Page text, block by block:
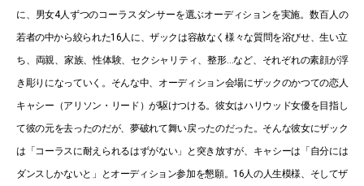
に、男女4人ずつのコーラスダンサーを選ぶオーディションを実施。数百人の
若者の中から絞られた16人に、ザックは容赦なく様々な質問を浴びせ、生い立
ち、両親、家族、性体験、セクシャリティ、整形…など、それぞれの素顔が浮
き彫りになっていく。そんな中、オーディション会場にザックのかつての恋人
キャシー（アリソン・リード）が駆けつける。彼女はハリウッド女優を目指し
て彼の元を去ったのだが、夢破れて舞い戻ったのだった。そんな彼女にザック
は「コーラスに耐えられるはずがない」と突き放すが、キャシーは「自分には
ダンスしかないと」とオーディション参加を懇願。16人の人生模様、そしてザ